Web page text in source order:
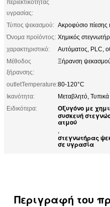
περιεκτικότητας
υγρασίας:
Τύπος ψεκασμού: Ακροφύσιο πίεσης
Όνομα προϊόντος: Χημικός
χαρακτηριστικό:
Αυτόματος, PLC,
Μέθοδος
ξήρανσης:
Ξήρανση
outletTemperature:80-120°C
Ικανότητα:
Μεταβλητό,
Ειδικότερα:
Οξυγόνο με
συσκευή
ατμού
,
στεγνωτήρας
σε υγρασία
Περιγραφή του